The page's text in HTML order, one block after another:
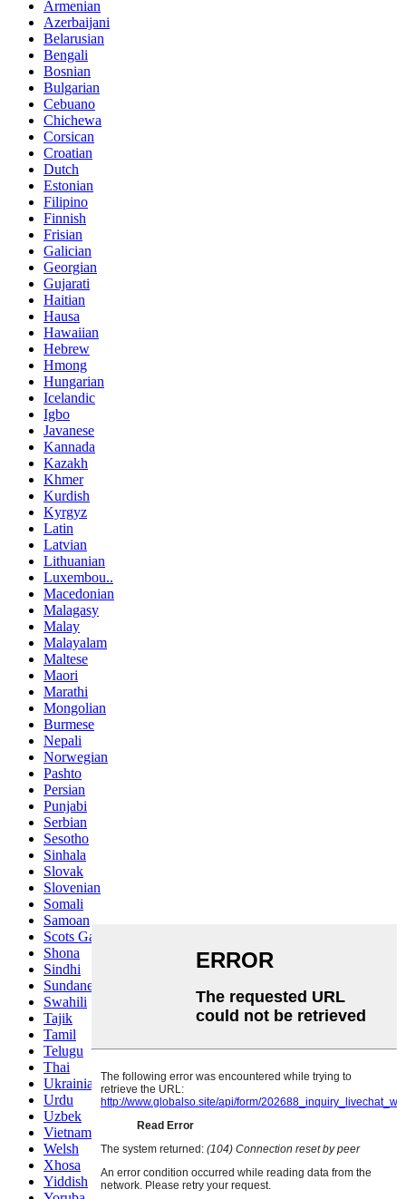
Armenian
Azerbaijani
Belarusian
Bengali
Bosnian
Bulgarian
Cebuano
Chichewa
Corsican
Croatian
Dutch
Estonian
Filipino
Finnish
Frisian
Galician
Georgian
Gujarati
Haitian
Hausa
Hawaiian
Hebrew
Hmong
Hungarian
Icelandic
Igbo
Javanese
Kannada
Kazakh
Khmer
Kurdish
Kyrgyz
Latin
Latvian
Lithuanian
Luxembou..
Macedonian
Malagasy
Malay
Malayalam
Maltese
Maori
Marathi
Mongolian
Burmese
Nepali
Norwegian
Pashto
Persian
Punjabi
Serbian
Sesotho
Sinhala
Slovak
Slovenian
Somali
Samoan
Scots Gaelic
Shona
Sindhi
Sundanese
Swahili
Tajik
Tamil
Telugu
Thai
Ukrainian
Urdu
Uzbek
Vietnamese
Welsh
Xhosa
Yiddish